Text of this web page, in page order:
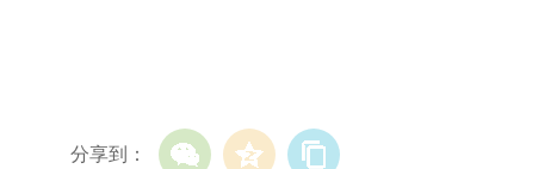
分享到：